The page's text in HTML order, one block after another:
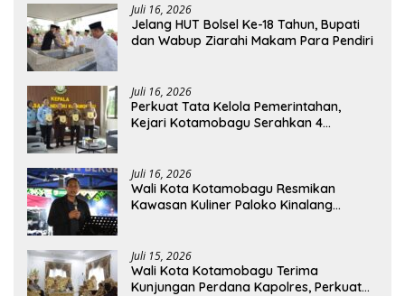
Juli 16, 2026
Jelang HUT Bolsel Ke-18 Tahun, Bupati
dan Wabup Ziarahi Makam Para Pendiri
Juli 16, 2026
Perkuat Tata Kelola Pemerintahan,
Kejari Kotamobagu Serahkan 4
Juli 16, 2026
Wali Kota Kotamobagu Resmikan
Kawasan Kuliner Paloko Kinalang
Juli 15, 2026
Wali Kota Kotamobagu Terima
Kunjungan Perdana Kapolres, Perkuat